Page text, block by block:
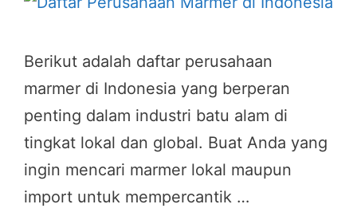
Berikut adalah daftar perusahaan
marmer di Indonesia yang berperan
penting dalam industri batu alam di
tingkat lokal dan global. Buat Anda yang
ingin mencari marmer lokal maupun
import untuk mempercantik …